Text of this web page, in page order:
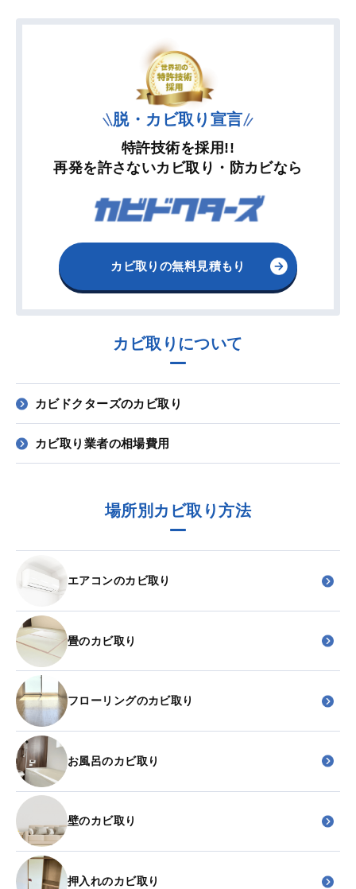
脱・カビ取り宣言
特許技術を採用!!
再発を許さないカビ取り・防カビなら
カビ取りの無料見積もり
カビ取りについて
カビドクターズのカビ取り
カビ取り業者の相場費用
場所別カビ取り方法
エアコンのカビ取り
畳のカビ取り
フローリングのカビ取り
お風呂のカビ取り
壁のカビ取り
押入れのカビ取り